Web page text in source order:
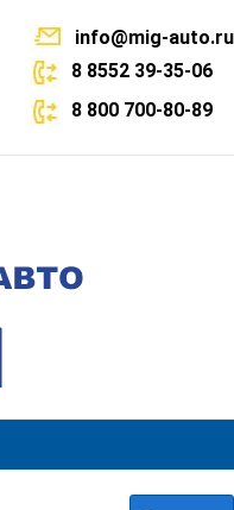
info@mig-auto.ru
8 8552 39-35-06
8 800 700-80-89